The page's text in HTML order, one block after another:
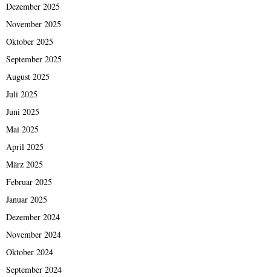
Dezember 2025
November 2025
Oktober 2025
September 2025
August 2025
Juli 2025
Juni 2025
Mai 2025
April 2025
März 2025
Februar 2025
Januar 2025
Dezember 2024
November 2024
Oktober 2024
September 2024